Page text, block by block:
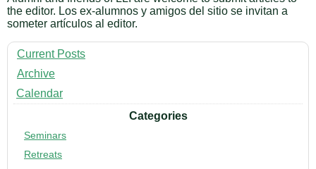
the editor. Los ex-alumnos y amigos del sitio se invitan a
someter artículos al editor.
Current Posts
Archive
Calendar
Categories
Seminars
Retreats